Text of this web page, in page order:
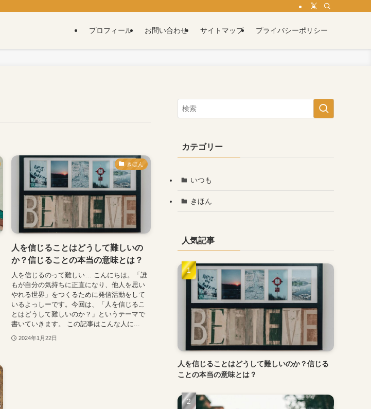
プロフィール お問い合わせ サイトマップ プライバシーポリシー
きほん
人を信じることはどうして難しいの
か？信じることの本当の意味とは？
人を信じるのって難しい… こんにちは。「誰
もが自分の気持ちに正直になり、他人を思い
やれる世界」をつくるために発信活動をして
いるよっしーです。今回は、「人を信じるこ
とはどうして難しいのか？」というテーマで
書いていきます。 この記事はこんな人に...
2024年1月22日
カテゴリー
いつも
きほん
人気記事
人を信じることはどうして難しいのか？信じる
ことの本当の意味とは？